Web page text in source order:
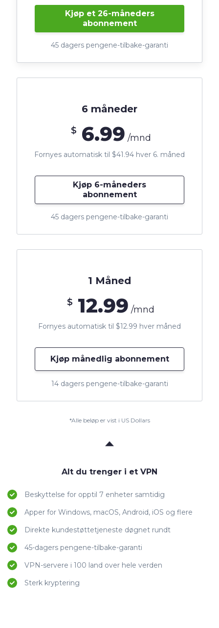
1 Måned
$ 12.99 /mnd
Fornyes automatisk til $12.99 hver måned
Kjøp månedlig abonnement
14 dagers pengene-tilbake-garanti
Kjøp et 26-måneders
abonnement
45 dagers pengene-tilbake-garanti
6 måneder
$ 6.99 /mnd
Fornyes automatisk til $41.94 hver 6. måned
Kjøp 6-måneders
abonnement
45 dagers pengene-tilbake-garanti
*Alle beløp er vist i US Dollars
Alt du trenger i et VPN
Beskyttelse for opptil 7 enheter samtidig
Apper for Windows, macOS, Android, iOS og flere
Direkte kundestøttetjeneste døgnet rundt
45-dagers pengene-tilbake-garanti
VPN-servere i 100 land over hele verden
Sterk kryptering